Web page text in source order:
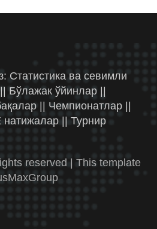
Статистика ва севимли
Бўлажак ўйинлар ||
|| Чемпионатлар ||
|| Турнир
reserved | This template